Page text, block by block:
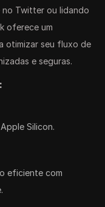
Twitter ou lidando
oferece um
otimizar seu fluxo de
e seguras.
Silicon.
eficiente com